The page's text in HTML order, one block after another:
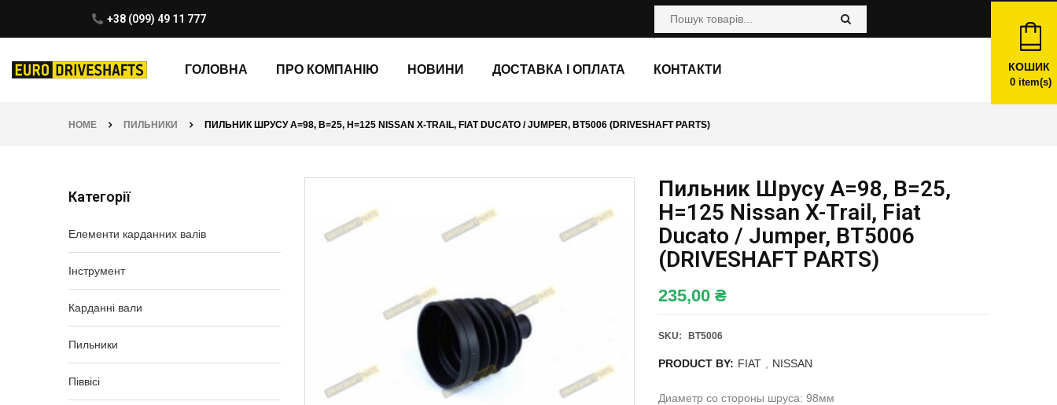
+38 (099) 49 11 777
ГОЛОВНА ПРО КОМПАНІЮ НОВИНИ ДОСТАВКА І ОПЛАТА КОНТАКТИ КОШИК
0item(s)
HOME ПИЛЬНИКИ ПИЛЬНИК ШРУСУ A=98, B=25, H=125 NISSAN X-TRAIL, FIAT DUCATO / JUMPER, BT5006 (DRIVESHAFT PARTS)
Категорії
Елементи карданних валів
Інструмент
Карданні вали
Пильники
Піввісі
Пильник Шрусу A=98, B=25,
H=125 Nissan X-Trail, Fiat
Ducato / Jumper, BT5006
(DRIVESHAFT PARTS)
235,00 ₴
SKU: BT5006
PRODUCT BY: FIAT NISSAN
Диаметр со стороны шруса: 98мм